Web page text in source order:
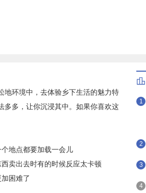
环境中，去体验乡下生活的魅力特
多多，让你沉浸其中。如果你喜欢这
地点都要加载一会儿
卖出去时有的时候反应太卡顿
困难了
1
2
3
4